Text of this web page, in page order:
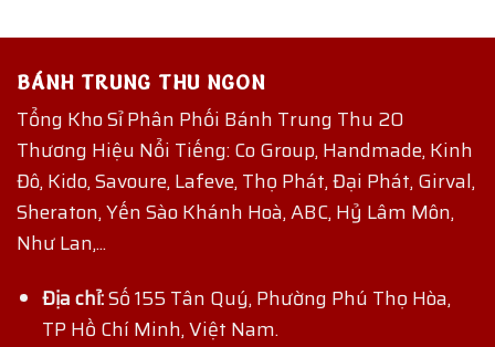
BÁNH TRUNG THU NGON
Tổng Kho Sỉ Phân Phối Bánh Trung Thu 20
Thương Hiệu Nổi Tiếng: Co Group, Handmade, Kinh
Đô, Kido, Savoure, Lafeve, Thọ Phát, Đại Phát, Girval,
Sheraton, Yến Sào Khánh Hoà, ABC, Hỷ Lâm Môn,
Như Lan,...
Địa chỉ:Số 155 Tân Quý, Phường Phú Thọ Hòa,
TP Hồ Chí Minh, Việt Nam.